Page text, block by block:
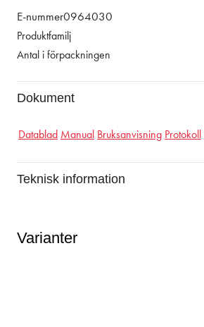
E-nummer0964030
Produktfamilj
Antal i förpackningen
Dokument
Datablad Manual Bruksanvisning Protokoll
Teknisk information
Varianter